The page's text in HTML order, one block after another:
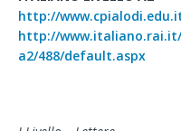
http://
http://
a2/488/default.aspx